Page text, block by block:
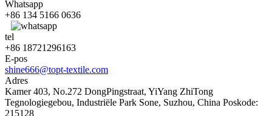
Whatsapp
+86 134 5166 0636
tel
+86 18721296163
E-pos
shine666@topt-textile.com
Adres
Kamer 403, No.272 DongPingstraat, YiYang ZhiTong
Tegnologiegebou, Industriële Park Sone, Suzhou, China Poskode:
215128